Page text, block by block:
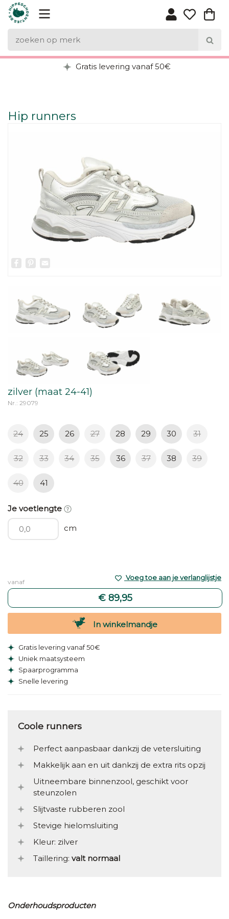
Gratis levering vanaf 50€
Hip runners
Facebook
Pinterest
zilver (maat 24-41)
Nr.: 29079
24 25 26 27 28 29 30 31
32 33 34 35 36 37 38 39
40 41
Je voetlengte
cm
vanaf
€ 89,95
Voeg toe aan je verlanglijstje
In winkelmandje
Gratis levering vanaf 50€
Uniek maatsysteem
Spaarprogramma
Snelle levering
Coole runners
Perfect aanpasbaar dankzij de vetersluiting
Makkelijk aan en uit dankzij de extra rits opzij
Uitneembare binnenzool, geschikt voor
steunzolen
Slijtvaste rubberen zool
Stevige hielomsluiting
Kleur: zilver
Taillering: valt normaal
Onderhoudsproducten